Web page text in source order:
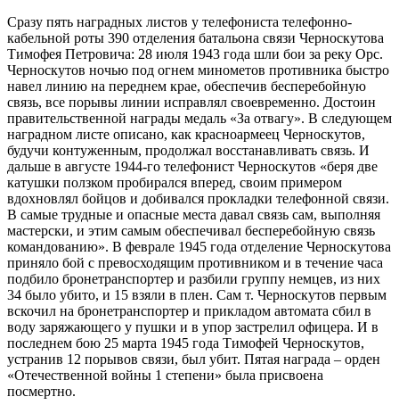
Сразу пять наградных листов у телефониста телефонно-
кабельной роты 390 отделения батальона связи Черноскутова
Тимофея Петровича: 28 июля 1943 года шли бои за реку Орс.
Черноскутов ночью под огнем минометов противника быстро
навел линию на переднем крае, обеспечив бесперебойную
связь, все порывы линии исправлял своевременно. Достоин
правительственной награды медаль «За отвагу». В следующем
наградном листе описано, как красноармеец Черноскутов,
будучи контуженным, продолжал восстанавливать связь. И
дальше в августе 1944-го телефонист Черноскутов «беря две
катушки ползком пробирался вперед, своим примером
вдохновлял бойцов и добивался прокладки телефонной связи.
В самые трудные и опасные места давал связь сам, выполняя
мастерски, и этим самым обеспечивал бесперебойную связь
командованию». В феврале 1945 года отделение Черноскутова
приняло бой с превосходящим противником и в течение часа
подбило бронетранспортер и разбили группу немцев, из них
34 было убито, и 15 взяли в плен. Сам т. Черноскутов первым
вскочил на бронетранспортер и прикладом автомата сбил в
воду заряжающего у пушки и в упор застрелил офицера. И в
последнем бою 25 марта 1945 года Тимофей Черноскутов,
устранив 12 порывов связи, был убит. Пятая награда – орден
«Отечественной войны 1 степени» была присвоена
посмертно.